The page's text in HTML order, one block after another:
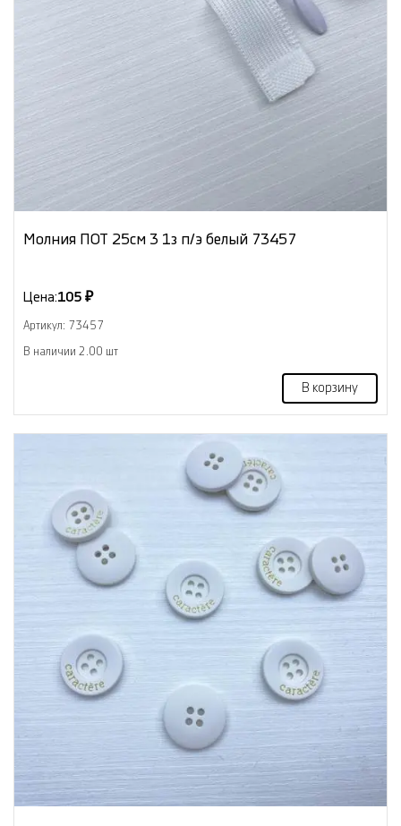
Молния ПОТ 25см 3 1з п/э белый 73457
Цена:105 ₽
Артикул: 73457
В наличии 2.00 шт
В корзину